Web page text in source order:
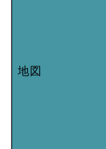
地図